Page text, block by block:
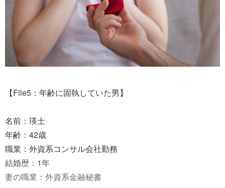
【File5：年齢に固執していた男】
名前：瑛士
年齢：42歳
職業：外資系コンサル会社勤務
結婚歴：1年
妻の職業：外資系金融秘書